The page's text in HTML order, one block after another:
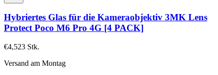
Hybriertes Glas für die Kameraobjektiv 3MK Lens
Protect Poco M6 Pro 4G [4 PACK]
€4,523 Stk.
Versand am Montag